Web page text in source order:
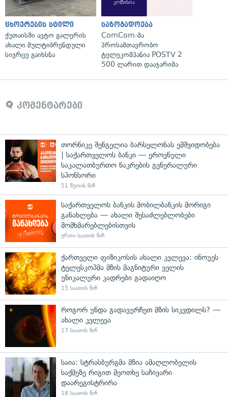
ცხოვრების სტილი
ქუთაისში ავტო გალერის
ახალი მულტიბრენდული
სივრცე გაიხსნა
საზოგადოება
ComCom-მა
პროსამთავრობო
ტელეკომპანია POSTV 2
500 ლარით დააჯარიმა
კომენტარები
თორნიკე შენგელია ბარსელონას ემშვიდობება
| საქართველოს ბანკი — ეროვნული
საკალათბურთო ნაკრების გენერალური
სპონსორი
51 წუთის წინ
საქართველოს ბანკის მობილბანკის მორიგი
განახლება — ახალი შესაძლებლობები
მომხმარებლებისთვის
ერთი საათის წინ
ქართველი ფიზიკოსის ახალი კვლევა: ინოუეს
ტელესკოპმა მზის მაგნიტური ველის
უნიკალური კადრები გადაიღო
15 საათის წინ
როგორ უნდა გადავურჩეთ მზის სიკვდილს? —
ახალი კვლევა
17 საათის წინ
საია: სტრასბურგმა მზია ამაღლობელის
საქმეზე რიგით მეოთხე საჩივარი
დაარეგისტრირა
18 საათის წინ